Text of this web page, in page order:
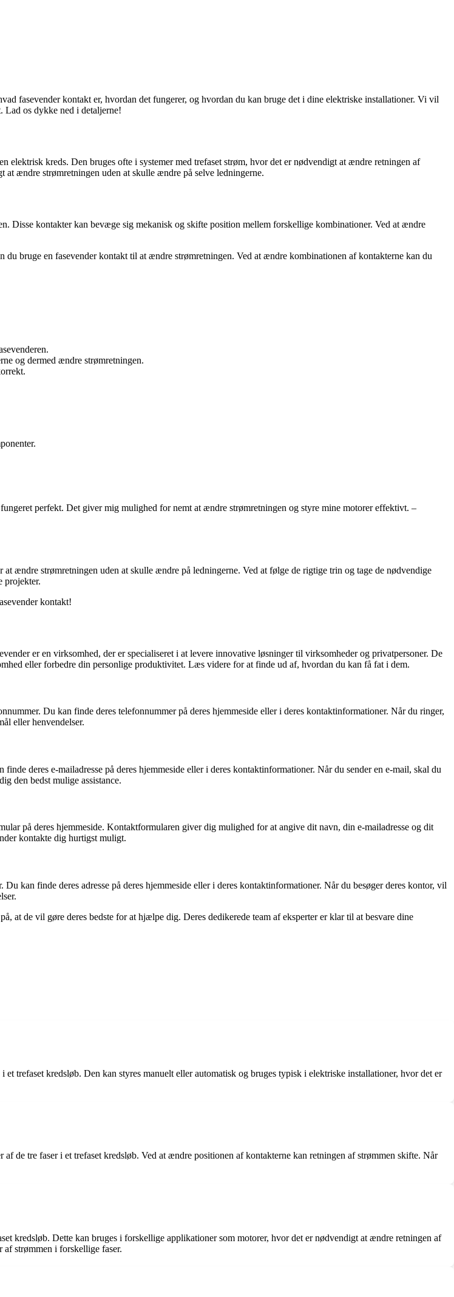
fasevender kontakt er, hvordan det fungerer, og hvordan du kan bruge det i dine elektriske installationer. Vi vil
Lad os dykke ned i detaljerne!
kreds. Den bruges ofte i systemer med trefaset strøm, hvor det er nødvendigt at ændre retningen af
at ændre strømretningen uden at skulle ændre på selve ledningerne.
Disse kontakter kan bevæge sig mekanisk og skifte position mellem forskellige kombinationer. Ved at ændre
bruge en fasevender kontakt til at ændre strømretningen. Ved at ændre kombinationen af kontakterne kan du
og dermed ændre strømretningen.
perfekt. Det giver mig mulighed for nemt at ændre strømretningen og styre mine motorer effektivt. –
ændre strømretningen uden at skulle ændre på ledningerne. Ved at følge de rigtige trin og tage de nødvendige
projekter.
kontakt!
er en virksomhed, der er specialiseret i at levere innovative løsninger til virksomheder og privatpersoner. De
eller forbedre din personlige produktivitet. Læs videre for at finde ud af, hvordan du kan få fat i dem.
Du kan finde deres telefonnummer på deres hjemmeside eller i deres kontaktinformationer. Når du ringer,
eller henvendelser.
deres e-mailadresse på deres hjemmeside eller i deres kontaktinformationer. Når du sender en e-mail, skal du
den bedst mulige assistance.
på deres hjemmeside. Kontaktformularen giver dig mulighed for at angive dit navn, din e-mailadresse og dit
kontakte dig hurtigst muligt.
kan finde deres adresse på deres hjemmeside eller i deres kontaktinformationer. Når du besøger deres kontor, vil
de vil gøre deres bedste for at hjælpe dig. Deres dedikerede team af eksperter er klar til at besvare dine
trefaset kredsløb. Den kan styres manuelt eller automatisk og bruges typisk i elektriske installationer, hvor det er
de tre faser i et trefaset kredsløb. Ved at ændre positionen af ​​kontakterne kan retningen af ​​strømmen skifte. Når
kredsløb. Dette kan bruges i forskellige applikationer som motorer, hvor det er nødvendigt at ændre retningen af
strømmen i forskellige faser.